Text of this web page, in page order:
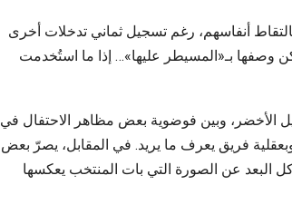
أنفاسهم، رغم تسجيل ثماني تدخلات أخرى
وصفها بـ«المسيطر عليها»… إذا ما استُخدمت
الأخضر، وبين فوضوية بعض مظاهر الاحتفال في
فريق يعرف ما يريد. في المقابل، يصرّ بعض
البعد عن الصورة التي بات المنتخب يعكسها